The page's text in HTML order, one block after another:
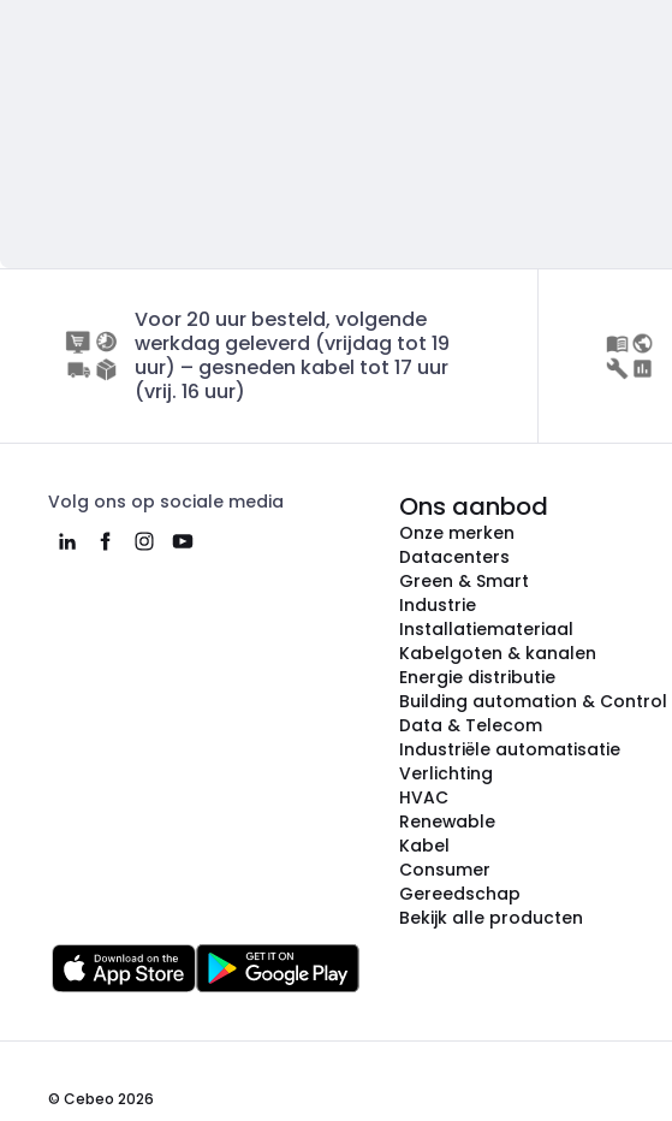
Voor 20 uur besteld, volgende
werkdag geleverd (vrijdag tot 19
uur) – gesneden kabel tot 17 uur
(vrij. 16 uur)
Volg ons op sociale media Ons aanbod
Onze merken
Datacenters
Green & Smart
Industrie
Installatiemateriaal
Kabelgoten & kanalen
Energie distributie
Building automation & Control
Data & Telecom
Industriële automatisatie
Verlichting
HVAC
Renewable
Kabel
Consumer
Gereedschap
Bekijk alle producten
© Cebeo 2026